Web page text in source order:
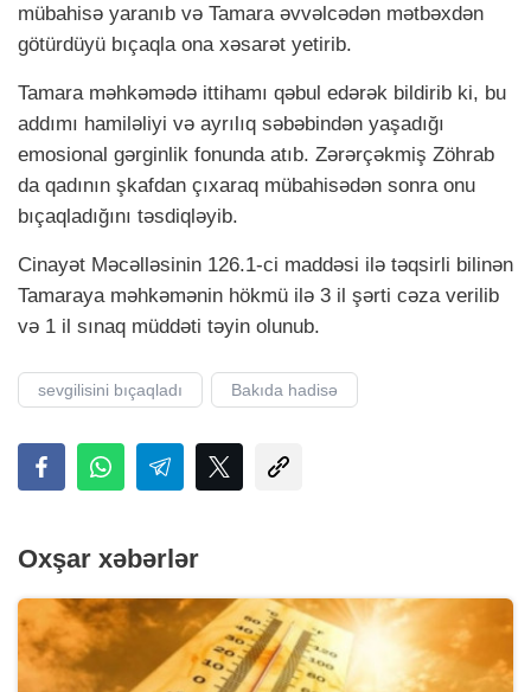
mübahisə yaranıb və Tamara əvvəlcədən mətbəxdən
götürdüyü bıçaqla ona xəsarət yetirib.
Tamara məhkəmədə ittihamı qəbul edərək bildirib ki, bu
addımı hamiləliyi və ayrılıq səbəbindən yaşadığı
emosional gərginlik fonunda atıb. Zərərçəkmiş Zöhrab
da qadının şkafdan çıxaraq mübahisədən sonra onu
bıçaqladığını təsdiqləyib.
Cinayət Məcəlləsinin 126.1-ci maddəsi ilə təqsirli bilinən
Tamaraya məhkəmənin hökmü ilə 3 il şərti cəza verilib
və 1 il sınaq müddəti təyin olunub.
sevgilisini bıçaqladı Bakıda hadisə
Oxşar xəbərlər